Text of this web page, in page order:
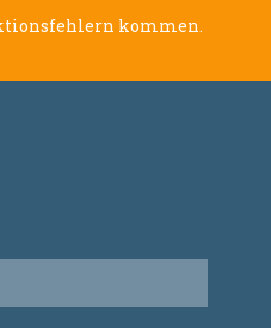
kommen.